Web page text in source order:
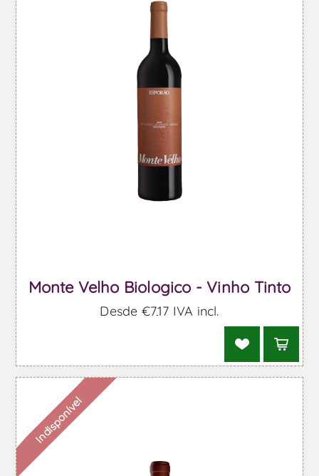
Monte Velho Biologico - Vinho Tinto
Desde €7,17 IVA incl.
Indisponível